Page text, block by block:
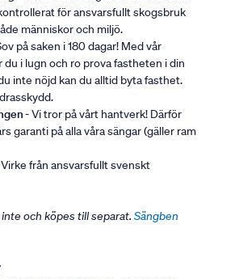
för ansvarsfullt skogsbruk
människor och miljö.
på saken i 180 dagar! Med vår
i lugn och ro prova fastheten i din
inte nöjd kan du alltid byta fasthet.
- Vi tror på vårt hantverk! Därför
garanti på alla våra sängar (gäller ram
från ansvarsfullt svenskt
och köpes till separat. Sängben